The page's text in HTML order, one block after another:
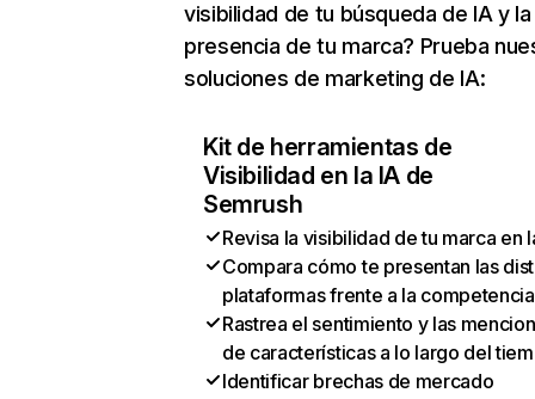
visibilidad de tu búsqueda de IA y la
presencia de tu marca? Prueba
soluciones de marketing de IA:
Kit de herramientas de
Visibilidad en la IA de
Semrush
Revisa la visibilidad de tu marca en
Compara cómo te presentan las
plataformas frente a la competencia
Rastrea el sentimiento y las
de características a lo largo del
Identificar brechas de mercado